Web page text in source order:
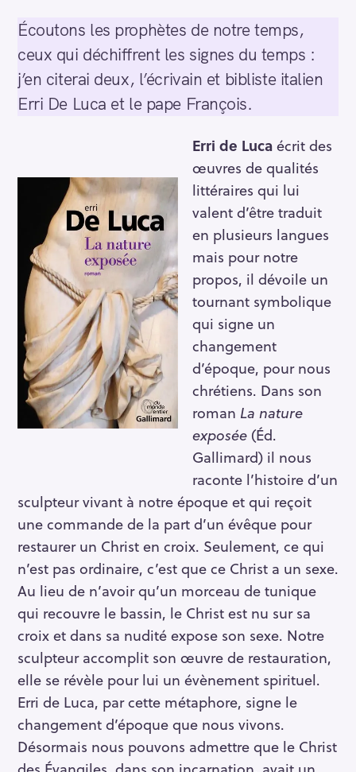
Écoutons les prophètes de notre temps,
ceux qui déchiffrent les signes du temps :
j’en citerai deux, l’écrivain et bibliste italien
Erri De Luca et le pape François.
Erri de Lucaécrit des
œuvres de qualités
littéraires qui lui
valent d’être traduit
en plusieurs langues
mais pour notre
propos, il dévoile un
tournant symbolique
qui signe un
changement
d’époque, pour nous
chrétiens. Dans son
roman La nature
exposée (Éd.
Gallimard) il nous
raconte l’histoire d’un
sculpteur vivant à notre époque et qui reçoit
une commande de la part d’un évêque pour
restaurer un Christ en croix. Seulement, ce qui
n’est pas ordinaire, c’est que ce Christ a un sexe.
Au lieu de n’avoir qu’un morceau de tunique
qui recouvre le bassin, le Christ est nu sur sa
croix et dans sa nudité expose son sexe. Notre
sculpteur accomplit son œuvre de restauration,
elle se révèle pour lui un évènement spirituel.
Erri de Luca, par cette métaphore, signe le
changement d’époque que nous vivons.
Désormais nous pouvons admettre que le Christ
S
e
a
r
c
h
f
o